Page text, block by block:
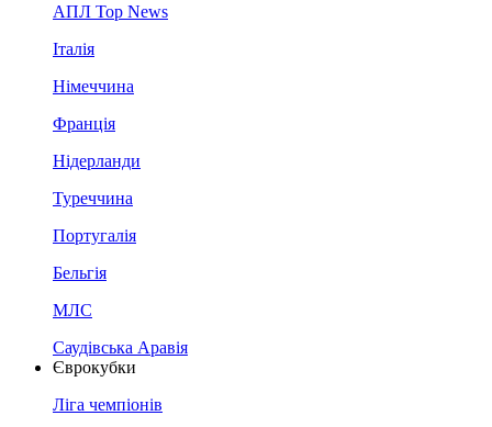
АПЛ Top News
Італія
Німеччина
Франція
Нідерланди
Туреччина
Португалія
Бельгія
МЛС
Саудівська Аравія
Єврокубки
Ліга чемпіонів